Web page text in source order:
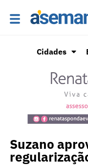
Cidades
Suzano